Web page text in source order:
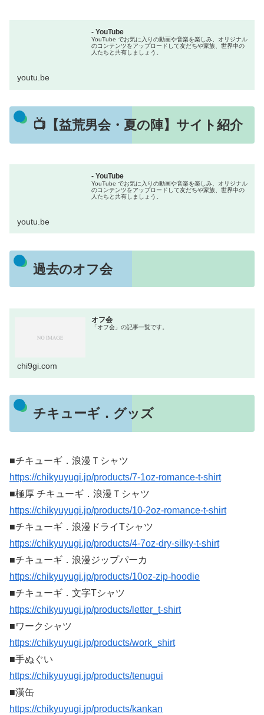
- YouTube
YouTube でお気に入りの動画や音楽を楽しみ、オリジナル
のコンテンツをアップロードして友だちや家族、世界中の
人たちと共有しましょう。
youtu.be
📺【益荒男会・夏の陣】サイト紹介
- YouTube
YouTube でお気に入りの動画や音楽を楽しみ、オリジナル
のコンテンツをアップロードして友だちや家族、世界中の
人たちと共有しましょう。
youtu.be
過去のオフ会
オフ会
「オフ会」の記事一覧です。
chi9gi.com
チキューギ．グッズ
■チキューギ．浪漫Ｔシャツ
https://chikyuyugi.jp/products/7-1oz-romance-t-shirt
■極厚 チキューギ．浪漫Ｔシャツ
https://chikyuyugi.jp/products/10-2oz-romance-t-shirt
■チキューギ．浪漫ドライTシャツ
https://chikyuyugi.jp/products/4-7oz-dry-silky-t-shirt
■チキューギ．浪漫ジップパーカ
https://chikyuyugi.jp/products/10oz-zip-hoodie
■チキューギ．文字Tシャツ
https://chikyuyugi.jp/products/letter_t-shirt
■ワークシャツ
https://chikyuyugi.jp/products/work_shirt
■手ぬぐい
https://chikyuyugi.jp/products/tenugui
■漢缶
https://chikyuyugi.jp/products/kankan